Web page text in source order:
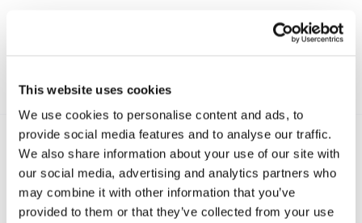
This website uses cookies
We use cookies to personalise content and ads, to
provide social media features and to analyse our traffic.
We also share information about your use of our site with
our social media, advertising and analytics partners who
may combine it with other information that you’ve
provided to them or that they’ve collected from your use
Recent posts.